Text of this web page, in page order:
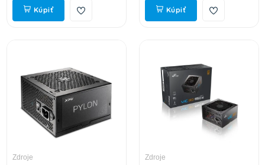
Kúpiť Kúpiť
Zdroje Zdroje